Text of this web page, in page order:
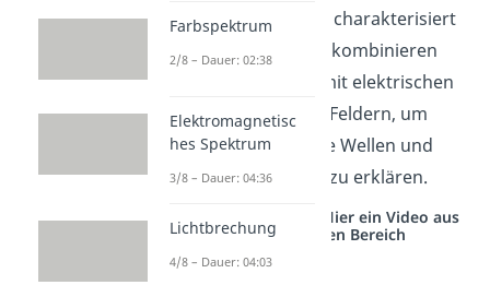
und wodurch diese charakterisiert
wird. Anschließend kombinieren
wir dieses Wissen mit elektrischen
und magnetischen Feldern, um
elektromagnetische Wellen und
ihre Eigenschaften zu erklären.
Studyflix vernetzt: Hier ein Video aus
einem anderen Bereich
Farbspektrum
2/8 – Dauer: 02:38
Elektromagnetisc
hes Spektrum
3/8 – Dauer: 04:36
Lichtbrechung
4/8 – Dauer: 04:03